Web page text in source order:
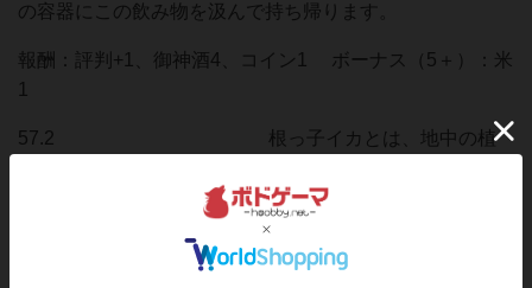
の容器にこの飲み物を汲んで持ち帰ります。
報酬：評判+1、御神酒4、コイン1 ボーナス（5＋）：米
1
57.2 根っ子イカとは、地中の植
噛めば噛むほど味が出る珍味である。
また樹木の根の養分を吸って生きている為、極めて
高い滋養強壮効果を持っている事で名高い。